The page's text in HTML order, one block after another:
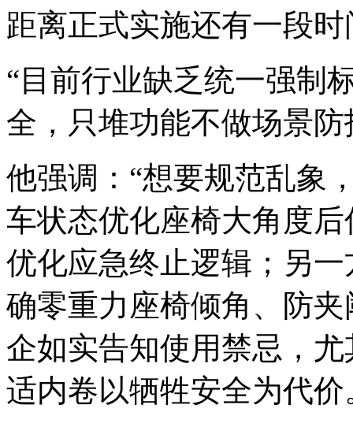
距离正式实施还有一段时
“目前行业缺乏统一强制
全，只堆功能不做场景
他强调：“想要规范乱象
车状态优化座椅大角度
优化应急终止逻辑；另
确零重力座椅倾角、防
企如实告知使用禁忌，
适内卷以牺牲安全为代价